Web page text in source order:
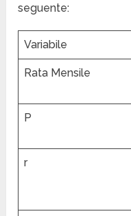
seguente:
Variabile
Rata Mensile
P
r